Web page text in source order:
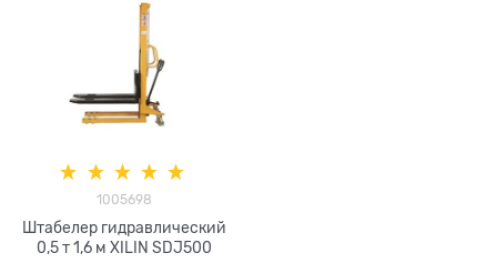
1005698
Штабелер гидравлический
0,5 т 1,6 м XILIN SDJ500